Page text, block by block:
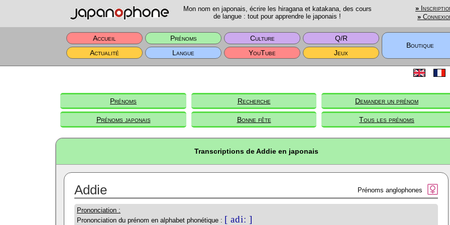
Mon nom en japonais, écrire les hiragana et katakana, des cours
de langue : tout pour apprendre le japonais !
»
»
Accueil Prénoms Culture
Q/R
Boutique
Actualité
Langue YouTube Jeux
Prénoms Recherche Demander un prénom
Prénoms japonais Bonne fête Tous les prénoms
Transcriptions de Addie en japonais
Addie Prénoms anglophones
Prononciation :
Prononciation du prénom en alphabet phonétique : [ adiː ]